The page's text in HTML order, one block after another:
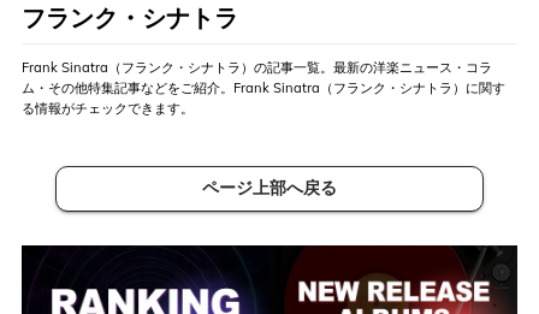
フランク・シナトラ
Frank Sinatra（フランク・シナトラ）の記事一覧。最新の洋楽ニュース・コラ
ム・その他特集記事などをご紹介。Frank Sinatra（フランク・シナトラ）に関す
る情報がチェックできます。
ページ上部へ戻る